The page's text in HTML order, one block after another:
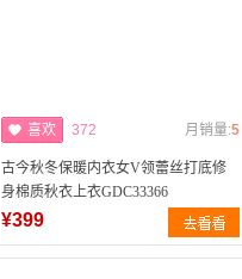
喜欢 372 月销量:5
古今秋冬保暖内衣女V领蕾丝打底修
身棉质秋衣上衣GDC33366
¥399